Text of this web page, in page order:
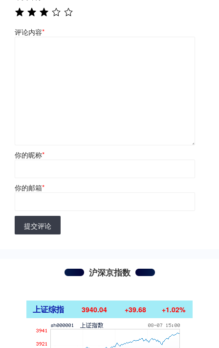
评论内容*
你的昵称*
你的邮箱*
提交评论
沪深京指数
上证综指 3940.04 +39.68 +1.02%